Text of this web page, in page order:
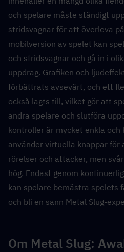
och spelare måste ständigt
stridsvagnar för att överleva
mobilversion av spelet kan
och stridsvagnar och gå in i
uppdrag. Grafiken och
förbättrats avsevärt, och ett
också lagts till, vilket gör att
andra spelare och slutföra
kontroller är mycket enkla
använder virtuella knappar
rörelser och attacker, men
hög. Endast genom
kan spelare bemästra spelets
och bli en sann Metal Slug-
Om Metal Slug: